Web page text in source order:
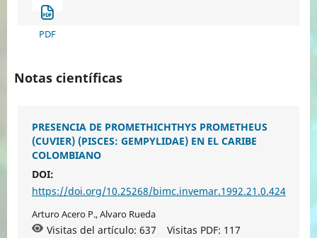
PDF
Notas científicas
PRESENCIA DE PROMETHICHTHYS PROMETHEUS
(CUVIER) (PISCES: GEMPYLIDAE) EN EL CARIBE
COLOMBIANO
DOI:
https://doi.org/10.25268/bimc.invemar.1992.21.0.424
Arturo Acero P., Alvaro Rueda
Visitas del artículo: 637 Visitas PDF: 117